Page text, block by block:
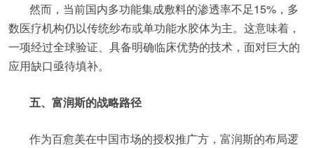
然而，当前国内多功能集成敷料的渗透率不足15%，多
数医疗机构仍以传统纱布或单功能水胶体为主。这意味着，
一项经过全球验证、具备明确临床优势的技术，面对巨大的
应用缺口亟待填补。
五、富润斯的战略路径
作为百愈美在中国市场的授权推广方，富润斯的布局逻